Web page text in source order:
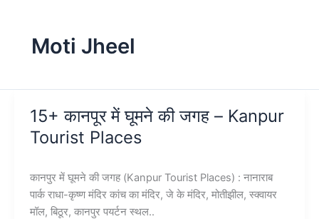
Moti Jheel
15+ कानपूर में घूमने की जगह – Kanpur
Tourist Places
कानपुर में घूमने की जगह (Kanpur Tourist Places) : नानाराब
पार्क राधा-कृष्ण मंदिर कांच का मंदिर, जे के मंदिर, मोतीझील, स्क्वायर
मॉल, बिठूर, कानपुर पयर्टन स्थल..